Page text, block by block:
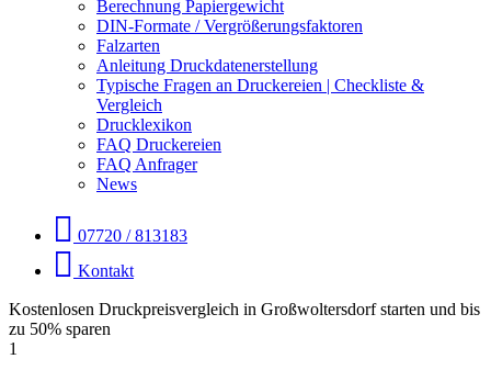
Berechnung Papiergewicht
DIN-Formate / Vergrößerungsfaktoren
Falzarten
Anleitung Druckdatenerstellung
Typische Fragen an Druckereien | Checkliste &
Vergleich
Drucklexikon
FAQ Druckereien
FAQ Anfrager
News
07720 / 813183
Kontakt
Kostenlosen Druckpreisvergleich in Großwoltersdorf starten und bis
zu 50% sparen
1